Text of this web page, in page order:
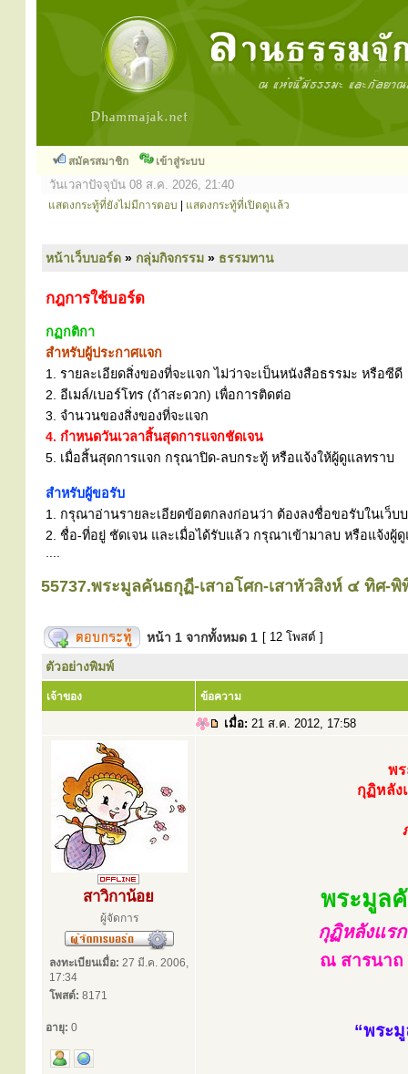
สมัครสมาชิก เข้าสู่ระบบ
วันเวลาปัจจุบัน 08 ส.ค. 2026, 21:40
แสดงกระทู้ที่ยังไม่มีการตอบ แสดงกระทู้ที่เปิดดูแล้ว
หน้าเว็บบอร์ด » กลุ่มกิจกรรม » ธรรมทาน
กฎการใช้บอร์ด
กฏกติกา
สำหรับผู้ประกาศแจก
1. รายละเอียดสิ่งของที่จะแจก ไม่ว่าจะเป็นหนังสือธรรมะ หรือซีดี
2. อีเมล์/เบอร์โทร (ถ้าสะดวก) เพื่อการติดต่อ
3. จำนวนของสิ่งของที่จะแจก
4. กำหนดวันเวลาสิ้นสุดการแจกชัดเจน
5. เมื่อสิ้นสุดการแจก กรุณาปิด-ลบกระทู้ หรือแจ้งให้ผู้ดูแลทราบ
สำหรับผู้ขอรับ
1. กรุณาอ่านรายละเอียดข้อตกลงก่อนว่า ต้องลงชื่อขอรับในเว็บ
2. ชื่อ-ที่อยู่ ชัดเจน และเมื่อได้รับแล้ว กรุณาเข้ามาลบ หรือแจ้ง
55737.พระมูลคันธกุฏี-เสาอโศก-เสาหัวสิงห์ ๔ ทิศ-
หน้า 1 จากทั้งหมด 1 [ 12 โพสต์ ]
ตัวอย่างพิมพ์
เจ้าของ ข้อความ
เมื่อ: 21 ส.ค. 2012, 17:58
สาวิกาน้อย
ผู้จัดการ
ลงทะเบียนเมื่อ: 27 มี.ค. 2006,
17:34
โพสต์: 8171
อายุ: 0
พ
กุฏิหลัง
พระมูล
กุฏิหลังแร
ณ สารนาถ
“พระ